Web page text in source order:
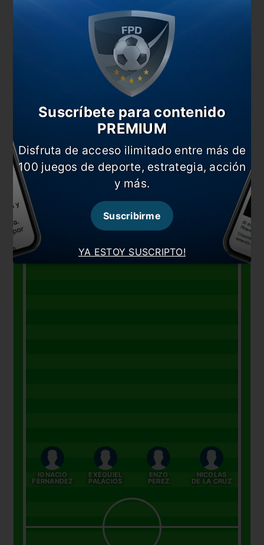
LUCAS
MARTINEZ
QUARTA
ROBERT
ROJAS
IGNACIO
FERNANDEZ
EXEQUIEL
PALACIOS
ENZO
PEREZ
NICOLAS
DE LA CRUZ
YA ESTOY SUSCRIPTO!
Suscríbete para contenido
PREMIUM
Disfruta de acceso ilimitado entre más de
100 juegos de deporte, estrategia, acción
y más.
Suscribirme